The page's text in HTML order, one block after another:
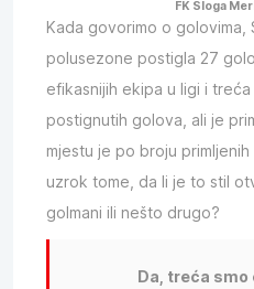
FK Sloga
Kada govorimo o golovima,
polusezone postigla 27
efikasnijih ekipa u ligi i
postignutih golova, ali je
mjestu je po broju
uzrok tome, da li je to stil
golmani ili nešto drugo?
Da, treća smo